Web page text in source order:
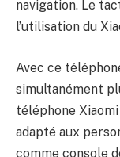
navigation. Le
l’utilisation du
Avec ce
simultanément
téléphone
adapté aux
comme console